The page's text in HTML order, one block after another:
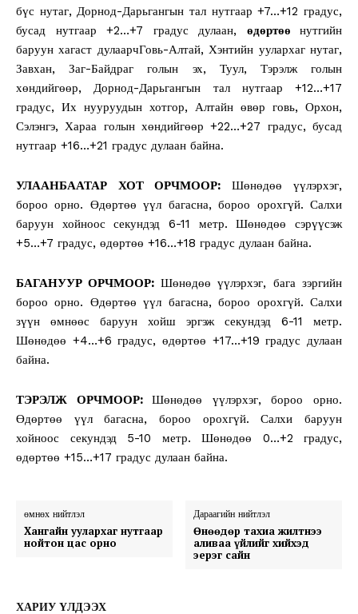
бүс нутаг, Дорнод-Дарьгангын тал нутгаар +7…+12 градус,
бусад нутгаар +2…+7 градус дулаан, өдөртөө нутгийн
баруун хагаст дулаарчГовь-Алтай, Хэнтийн уулархаг нутаг,
Завхан, Заг-Байдраг голын эх, Туул, Тэрэлж голын
хөндийгөөр, Дорнод-Дарьгангын тал нутгаар +12…+17
градус, Их нууруудын хотгор, Алтайн өвөр говь, Орхон,
Сэлэнгэ, Хараа голын хөндийгөөр +22…+27 градус, бусад
нутгаар +16…+21 градус дулаан байна.
УЛААНБААТАР ХОТ ОРЧМООР: Шөнөдөө үүлэрхэг,
бороо орно. Өдөртөө үүл багасна, бороо орохгүй. Салхи
баруун хойноос секундэд 6-11 метр. Шөнөдөө сэрүүсэж
+5…+7 градус, өдөртөө +16…+18 градус дулаан байна.
БАГАНУУР ОРЧМООР: Шөнөдөө үүлэрхэг, бага зэргийн
бороо орно. Өдөртөө үүл багасна, бороо орохгүй. Салхи
зүүн өмнөөс баруун хойш эргэж секундэд 6-11 метр.
Шөнөдөө +4…+6 градус, өдөртөө +17…+19 градус дулаан
байна.
ТЭРЭЛЖ ОРЧМООР:Шөнөдөө үүлэрхэг, бороо орно.
Өдөртөө үүл багасна, бороо орохгүй. Салхи баруун
хойноос секундэд 5-10 метр. Шөнөдөө 0…+2 градус,
өдөртөө +15…+17 градус дулаан байна.
өмнөх нийтлэл
Хангайн уулархаг нутгаар
нойтон цас орно
Дараагийн нийтлэл
Өнөөдөр тахиа жилтнээ
аливаа үйлийг хийхэд
эерэг сайн
ХАРИУ ҮЛДЭЭХ